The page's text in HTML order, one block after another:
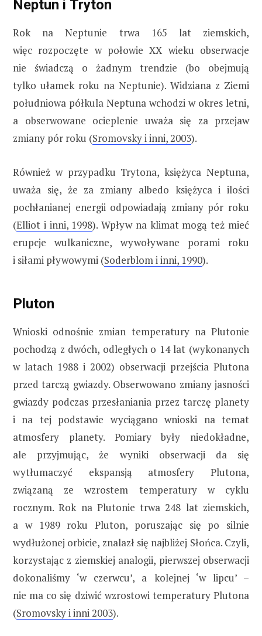
Neptun i Tryton
Rok na Neptunie trwa 165 lat ziemskich,
więc rozpoczęte w połowie XX wieku obserwacje
nie świadczą o żadnym trendzie (bo obejmują
tylko ułamek roku na Neptunie). Widziana z Ziemi
południowa półkula Neptuna wchodzi w okres letni,
a obserwowane ocieplenie uważa się za przejaw
zmiany pór roku (Sromovsky i inni, 2003).
Również w przypadku Trytona, księżyca Neptuna,
uważa się, że za zmiany albedo księżyca i ilości
pochłanianej energii odpowiadają zmiany pór roku
(Elliot i inni, 1998). Wpływ na klimat mogą też mieć
erupcje wulkaniczne, wywoływane porami roku
i siłami pływowymi (Soderblom i inni, 1990).
Pluton
Wnioski odnośnie zmian temperatury na Plutonie
pochodzą z dwóch, odległych o 14 lat (wykonanych
w latach 1988 i 2002) obserwacji przejścia Plutona
przed tarczą gwiazdy. Obserwowano zmiany jasności
gwiazdy podczas przesłaniania przez tarczę planety
i na tej podstawie wyciągano wnioski na temat
atmosfery planety. Pomiary były niedokładne,
ale przyjmując, że wyniki obserwacji da się
wytłumaczyć ekspansją atmosfery Plutona,
związaną ze wzrostem temperatury w cyklu
rocznym. Rok na Plutonie trwa 248 lat ziemskich,
a w 1989 roku Pluton, poruszając się po silnie
wydłużonej orbicie, znalazł się najbliżej Słońca. Czyli,
korzystając z ziemskiej analogii, pierwszej obserwacji
dokonaliśmy ‘w czerwcu’, a kolejnej ‘w lipcu’ –
nie ma co się dziwić wzrostowi temperatury Plutona
(Sromovsky i inni 2003).